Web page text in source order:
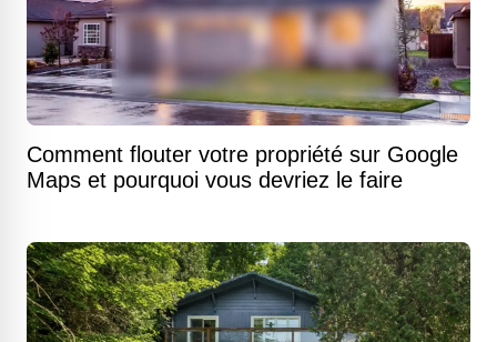
Comment flouter votre propriété sur Google
Maps et pourquoi vous devriez le faire